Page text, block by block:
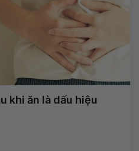
khi ăn là dấu hiệu